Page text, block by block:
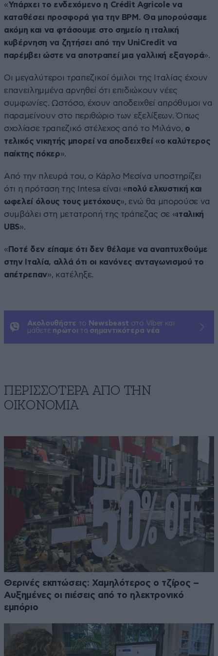
«Υπάρχει το ενδεχόμενο η Crédit Agricole να
καταθέσει προσφορά για την BPM. Θα μπορούσαμε
ακόμη και να φτάσουμε στο σημείο η ιταλική
κυβέρνηση να ζητήσει από την UniCredit να
παρέμβει ώστε να αποτραπεί μια γαλλική εξαγορά».
Οι μεγαλύτεροι τραπεζικοί όμιλοι της Ιταλίας έχουν
επανειλημμένα αρνηθεί ότι επιδιώκουν νέες
συμφωνίες. Ωστόσο, έχουν αποδειχθεί απρόθυμοι να
παραμείνουν στο περιθώριο των εξελίξεων. Όπως
σχολίασε τραπεζικό στέλεχος από το Μιλάνο, ο
τελικός νικητής μπορεί να αποδειχθεί «ο καλύτερος
παίκτης πόκερ».
Από την πλευρά του, ο Κάρλο Μεσίνα υποστηρίζει
ότι η πρόταση της Intesa είναι «πολύ ελκυστική και
ωφελεί όλους τους μετόχους», ενώ θα μπορούσε να
συμβάλει στη μετατροπή της τράπεζας σε «ιταλική
UBS».
« Ποτέ δεν είπαμε ότι δεν θέλαμε να αναπτυχθούμε
στην Ιταλία, αλλά ότι οι κανόνες ανταγωνισμού το
απέτρεπαν», κατέληξε.
Ακολουθήστε το Newsbeast στο Viber και
μάθετε πρώτοι τα σημαντικότερα νέα
ΠΕΡΙΣΣΟΤΕΡΑ ΑΠΟ ΤΗΝ
ΟΙΚΟΝΟΜΙΑ
Θερινές εκπτώσεις: Χαμηλότερος ο τζίρος –
Αυξημένες οι πιέσεις από το ηλεκτρονικό
εμπόριο